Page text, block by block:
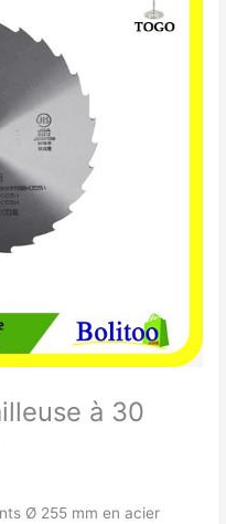
à 30
Ø 255 mm en acier